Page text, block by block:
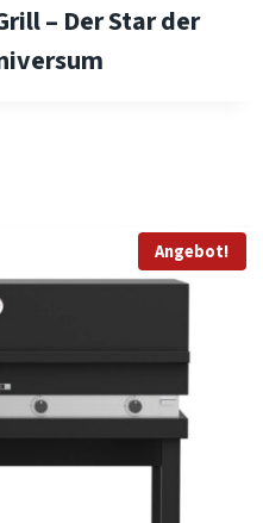
– Der Star der
Angebot!